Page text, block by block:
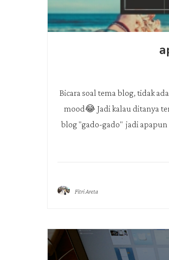
Bicara soal tema blog, tidak
mood😂 Jadi kalau ditanya
blog "gado-gado" jadi apapun
Fitri Areta